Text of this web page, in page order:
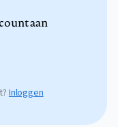
aan
Inloggen